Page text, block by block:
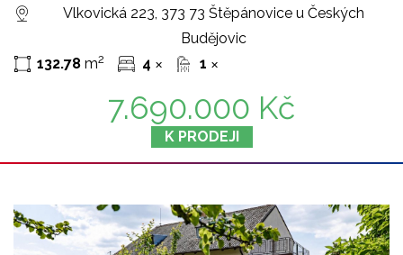
Vlkovická 223, 373 73 Štěpánovice u Českých
Budějovic
132.78 m2 4 ✕ 1 ✕
7.690.000 Kč
K PRODEJI